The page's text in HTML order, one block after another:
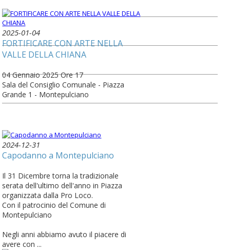
2025-01-04
FORTIFICARE CON ARTE NELLA
VALLE DELLA CHIANA
04 Gennaio 2025 Ore 17
Sala del Consiglio Comunale - Piazza
Grande 1 - Montepulciano
2024-12-31
Capodanno a Montepulciano
Il 31 Dicembre torna la tradizionale
serata dell'ultimo dell'anno in Piazza
organizzata dalla Pro Loco.
Con il patrocinio del Comune di
Montepulciano
Negli anni abbiamo avuto il piacere di
avere con ...